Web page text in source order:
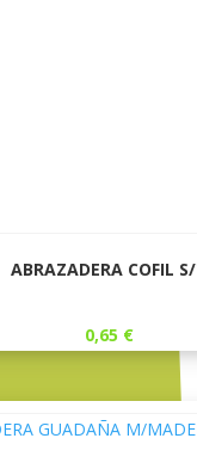
ABRAZADERA COFIL
0,65 €